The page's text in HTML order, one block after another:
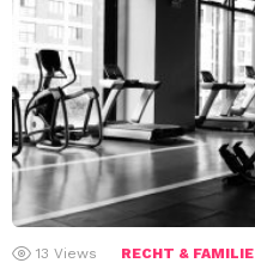
13 Views RECHT & FAMILIE